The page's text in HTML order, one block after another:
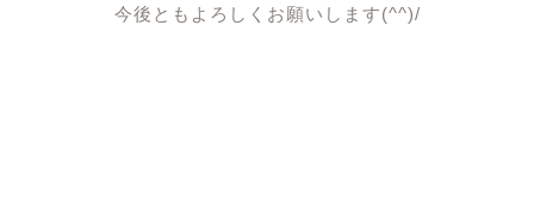
今後ともよろしくお願いします(^^)/